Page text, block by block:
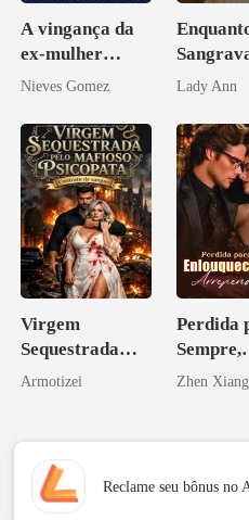
A vingança da
ex-mulher
curvilínea
Nieves Gomez
Morte,
Ela
Lady Ann
Virgem
Sequestrada
pelo Mafioso
DE SANGUE
Armotizei
Perdida
Sempre,
o
Zhen Xiang
Reclame seu bônus no